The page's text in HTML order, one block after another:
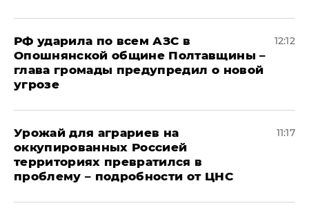
РФ ударила по всем АЗС в
Опошнянской общине Полтавщины –
глава громады предупредил о новой
угрозе
12:12
Урожай для аграриев на
оккупированных Россией
территориях превратился в
проблему – подробности от ЦНС
11:17